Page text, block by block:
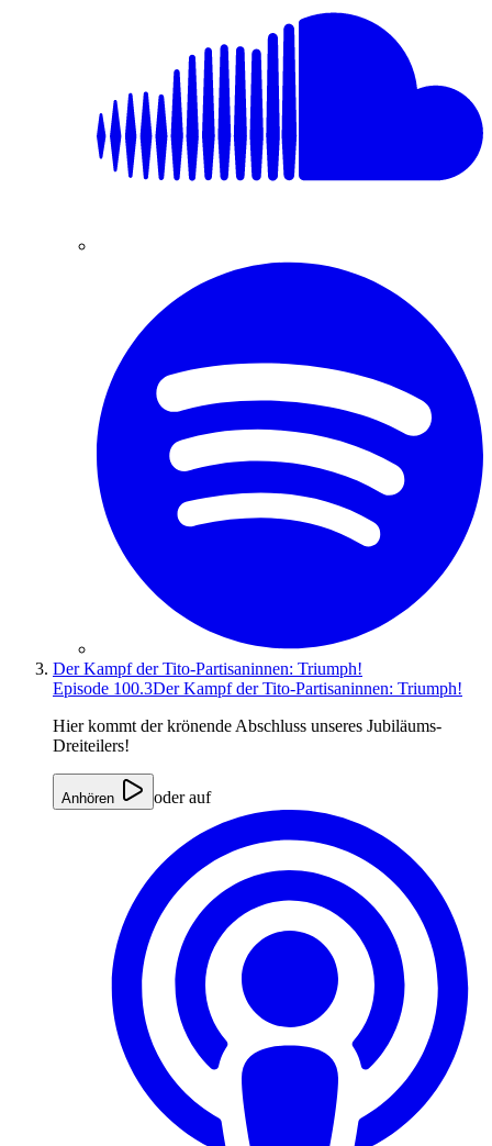
Der Kampf der Tito-Partisaninnen: Triumph!
Episode 100.3Der Kampf der Tito-Partisaninnen: Triumph!
Hier kommt der krönende Abschluss unseres Jubiläums-
Dreiteilers!
Anhören oder auf